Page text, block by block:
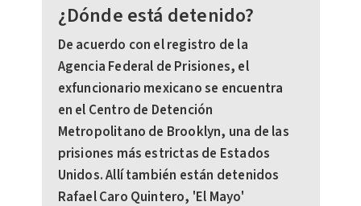
¿Dónde está detenido?
De acuerdo con el registro de la
Agencia Federal de Prisiones, el
exfuncionario mexicano se encuentra
en el Centro de Detención
Metropolitano de Brooklyn, una de las
prisiones más estrictas de Estados
Unidos. Allí también están detenidos
Rafael Caro Quintero, 'El Mayo'